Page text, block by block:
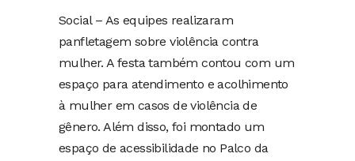
Social – As equipes realizaram
panfletagem sobre violência contra
mulher. A festa também contou com um
espaço para atendimento e acolhimento
à mulher em casos de violência de
gênero. Além disso, foi montado um
espaço de acessibilidade no Palco da